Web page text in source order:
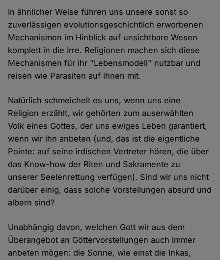
In ähnlicher Weise führen uns unsere sonst so
zuverlässigen evolutionsgeschichtlich erworbenen
Mechanismen im Hinblick auf unsichtbare Wesen
komplett in die Irre. Religionen machen sich diese
Mechanismen für ihr "Lebensmodell" nutzbar und
reisen wie Parasiten auf ihnen mit.
Natürlich schmeichelt es uns, wenn uns eine
Religion erzählt, wir gehörten zum auserwählten
Volk eines Gottes, der uns ewiges Leben garantiert,
wenn wir ihn anbeten (und, das ist die eigentliche
Pointe: auf seine irdischen Vertreter hören, die über
das Know-how der Riten und Sakramente zu
unserer Seelenrettung verfügen). Sind wir uns nicht
darüber einig, dass solche Vorstellungen absurd und
albern sind?
Unabhängig davon, welchen Gott wir aus dem
Überangebot an Göttervorstellungen auch immer
anbeten mögen: die Sonne, wie einst die Inkas,